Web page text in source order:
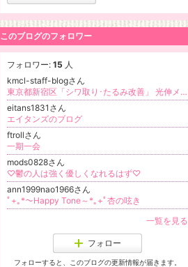
このブログのフォロワー
フォロワー: 15 人
kmcl-staff-blogさん
東京都新宿区「シワ取り･たるみ改善」 光伸メディカルクリニック STAFF BLOG
eitans1831さん
エイタンズのブログ
ftrollさん
一期一会
mods0828さん
♡鬱の人は強く優しくなれるはず♡
ann1999nao1966さん
ﾟ+｡*～Happy Tone～*｡+ﾟ杏の呟き
一覧を見る
フォロー
フォローすると、このブログの更新情報が届きます。